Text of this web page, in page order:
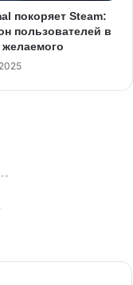
покоряет Steam:
пользователей в
желаемого